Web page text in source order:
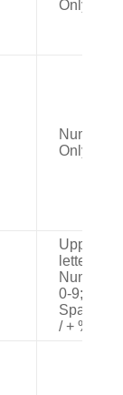
Only
Numbers
Only
letters A-
Numbers
0-9;
Space – .
/ + %